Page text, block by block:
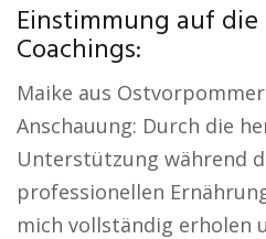
Einstimmung auf die
Coachings:
Maike aus
Anschauung: Durch die
Unterstützung während
professionellen
mich vollständig erholen